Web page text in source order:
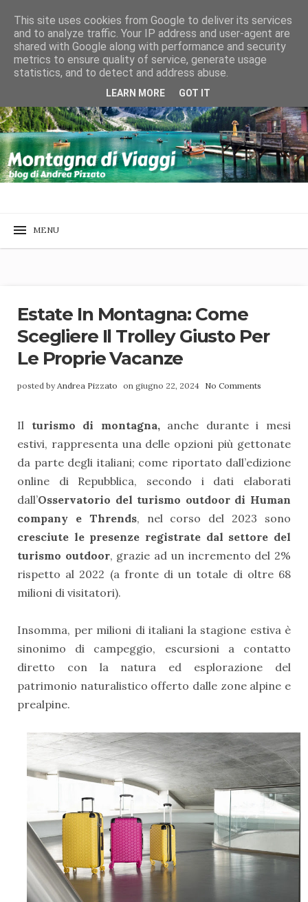
Estate In Montagna: Come
Scegliere Il Trolley Giusto Per
Le Proprie Vacanze
posted by Andrea Pizzato on giugno 22, 2024 No Comments
Il turismo di montagna, anche durante i mesi
estivi, rappresenta una delle opzioni più gettonate
da parte degli italiani; come riportato dall’edizione
online di Repubblica, secondo i dati elaborati
dall’Osservatorio del turismo outdoor di Human
company e Thrends, nel corso del 2023 sono
cresciute le presenze registrate dal settore del
turismo outdoor, grazie ad un incremento del 2%
rispetto al 2022 (a fronte di un totale di oltre 68
milioni di visitatori).
Insomma, per milioni di italiani la stagione estiva è
sinonimo di campeggio, escursioni a contatto
diretto con la natura ed esplorazione del
patrimonio naturalistico offerto dalle zone alpine e
prealpine.
This site uses cookies from Google to deliver its services
and to analyze traffic. Your IP address and user-agent are
shared with Google along with performance and security
metrics to ensure quality of service, generate usage
statistics, and to detect and address abuse.
LEARN MORE GOT IT